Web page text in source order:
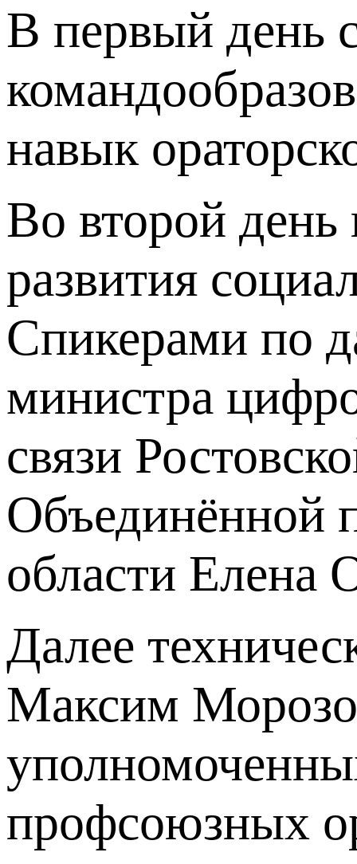
В первый день
навык
Во второй
развития
Спикерами по
министра
связи
Объединённой
области Елена
Далее
Максим
профсоюзных